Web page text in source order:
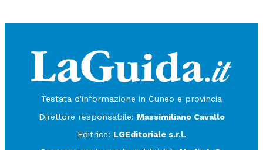
Testata d'informazione in Cuneo e provincia
Direttore responsabile: Massimiliano Cavallo
Editrice: LGEditoriale s.r.l.